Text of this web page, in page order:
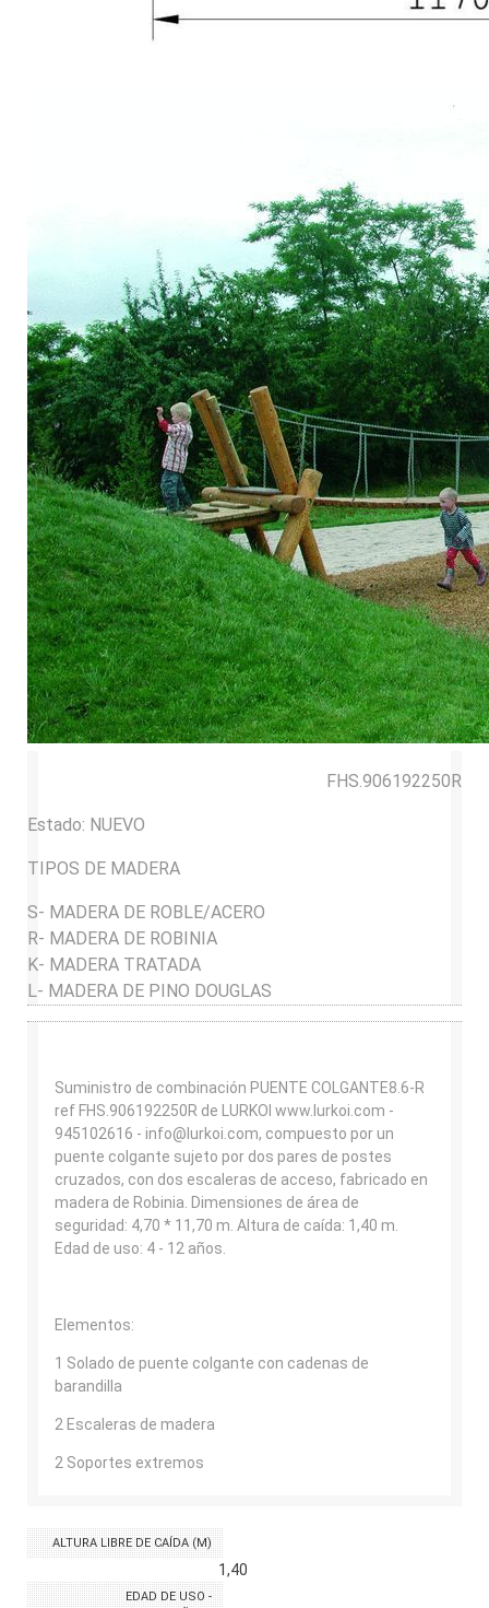
FHS.906192250R
Estado: NUEVO
TIPOS DE MADERA
S- MADERA DE ROBLE/ACERO
R- MADERA DE ROBINIA
K- MADERA TRATADA
L- MADERA DE PINO DOUGLAS
Suministro de combinación PUENTE COLGANTE8.6-R
ref FHS.906192250R de LURKOI www.lurkoi.com -
945102616 - info@lurkoi.com, compuesto por un
puente colgante sujeto por dos pares de postes
cruzados, con dos escaleras de acceso, fabricado en
madera de Robinia. Dimensiones de área de
seguridad: 4,70 * 11,70 m. Altura de caída: 1,40 m.
Edad de uso: 4 - 12 años.
Elementos:
1 Solado de puente colgante con cadenas de
barandilla
2 Escaleras de madera
2 Soportes extremos
ALTURA LIBRE DE CAÍDA (M)
1,40
EDAD DE USO -